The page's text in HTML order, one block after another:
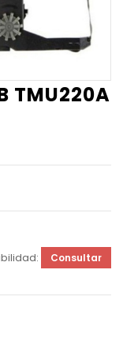
TMU220A
Consultar